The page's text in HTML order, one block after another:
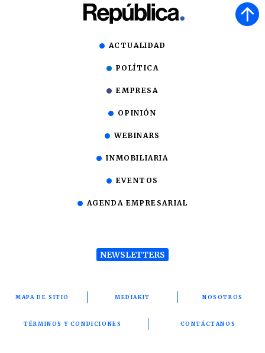
ACTUALIDAD
POLÍTICA
EMPRESA
OPINIÓN
WEBINARS
INMOBILIARIA
EVENTOS
AGENDA EMPRESARIAL
NEWSLETTERS
MAPA DE SITIO MEDIAKIT NOSOTROS
TÉRMINOS Y CONDICIONES CONTÁCTANOS